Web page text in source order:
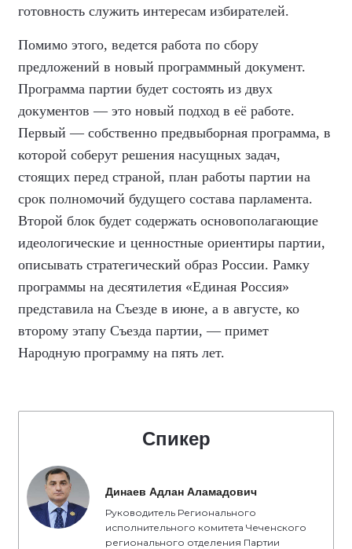
готовность служить интересам избирателей.
Помимо этого, ведется работа по сбору
предложений в новый программный документ.
Программа партии будет состоять из двух
документов — это новый подход в её работе.
Первый — собственно предвыборная программа, в
которой соберут решения насущных задач,
стоящих перед страной, план работы партии на
срок полномочий будущего состава парламента.
Второй блок будет содержать основополагающие
идеологические и ценностные ориентиры партии,
описывать стратегический образ России. Рамку
программы на десятилетия «Единая Россия»
представила на Съезде в июне, а в августе, ко
второму этапу Съезда партии, — примет
Народную программу на пять лет.
Спикер
Динаев Адлан Аламадович
Руководитель Регионального
исполнительного комитета Чеченского
регионального отделения Партии